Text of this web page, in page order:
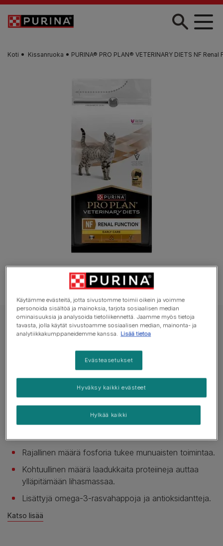
Skip to main content
Koti Kissanruoka PURINA® PRO PLAN® VETERINARY DIETS NF
Pro Plan Vet Diets
PURINA® PRO PLAN® VETERINARY DIETS
NF Renal Function™ Early Care
Tarjoaa ravitsemuksellista tukea kroonisen
Rajallinen määrä fosforia tukee munuaisten toimintaa.
Kohtuullinen määrä laadukkaita proteiineja auttaa
ylläpitämään lihasmassaa.
Lisättyjä omega-3-rasvahappoja ja antioksidantteja.
Katso lisää
Käytämme evästeitä, jotta sivustomme toimii oikein ja voimme
personoida sisältöä ja mainoksia, tarjota sosiaalisen median
ominaisuuksia ja analysoida tietoliikennettä. Jaamme myös tietoja
tavasta, jolla käytät sivustoamme sosiaalisen median, mainonta- ja
analytiikkakumppaneidemme kanssa. Lisää tietoa
Evästeasetukset
Hylkää kaikki
Hyväksy kaikki evästeet